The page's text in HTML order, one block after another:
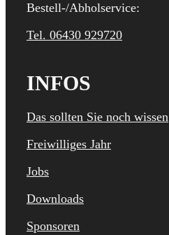
Bestell-/Abholservice:
Tel. 06430 929720
INFOS
Das sollten Sie noch wissen
Freiwilliges Jahr
Jobs
Downloads
Sponsoren